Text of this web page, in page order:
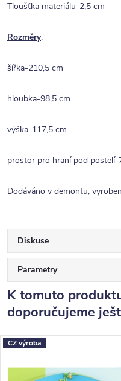
Tloušťka materiálu-2,5 cm
Rozměry:
šířka-210,5 cm
hloubka-98,5 cm
výška-117,5 cm
prostor pro hraní pod postelí-
Dodáváno v demontu,
Diskuse
Parametry
K tomuto
doporučujeme
CZ výroba